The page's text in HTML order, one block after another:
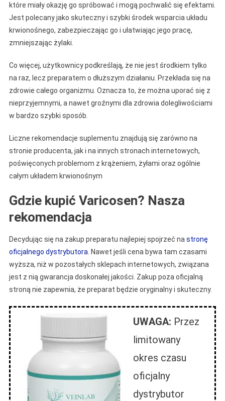
które miały okazję go spróbować i mogą pochwalić się efektami.
Jest polecany jako skuteczny i szybki środek wsparcia układu
krwionośnego, zabezpieczając go i ułatwiając jego pracę,
zmniejszając żylaki.
Co więcej, użytkownicy podkreślają, że nie jest środkiem tylko
na raz, lecz preparatem o dłuższym działaniu. Przekłada się na
zdrowie całego organizmu. Oznacza to, że można uporać się z
nieprzyjemnymi, a nawet groźnymi dla zdrowia dolegliwościami
w bardzo szybki sposób.
Liczne rekomendacje suplementu znajdują się zarówno na
stronie producenta, jak i na innych stronach internetowych,
poświęconych problemom z krążeniem, żyłami oraz ogólnie
całym układem krwionośnym
Gdzie kupić Varicosen? Nasza
rekomendacja
Decydując się na zakup preparatu najlepiej spojrzeć na stronę
oficjalnego dystrybutora . Nawet jeśli cena bywa tam czasami
wyższa, niż w pozostałych sklepach internetowych, związana
jest z nią gwarancja doskonałej jakości. Zakup poza oficjalną
stroną nie zapewnia, że preparat będzie oryginalny i skuteczny.
UWAGA: Przez
limitowany
okres czasu
oficjalny
dystrybutor